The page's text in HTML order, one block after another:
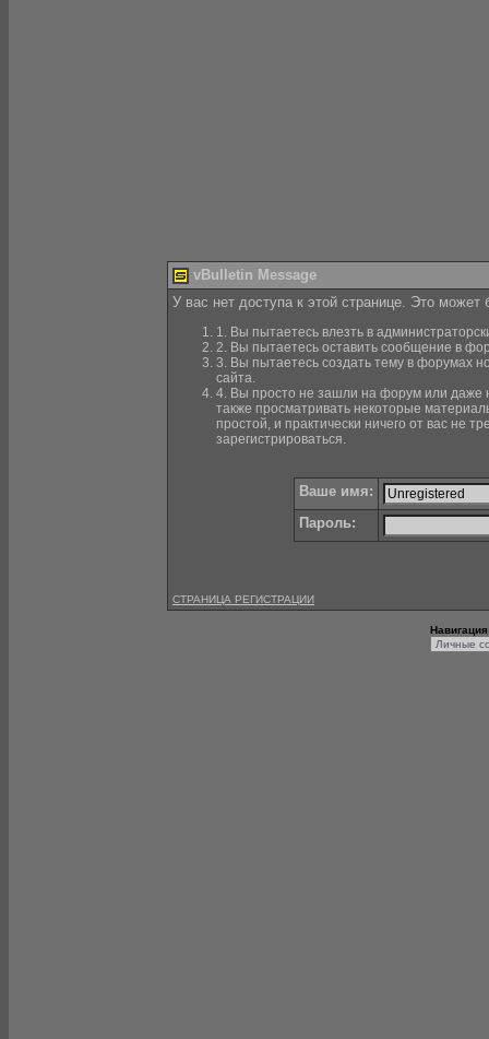
vBulletin Message
У вас нет доступа к этой странице. Это
1. Вы пытаетесь влезть в
2. Вы пытаетесь оставить сообщение в
3. Вы пытаетесь создать тему в форумах
сайта.
4. Вы просто не зашли на форум или даже
также просматривать некоторые
простой, и практически ничего от вас не
зарегистрироваться.
Ваше имя:
Пароль:
СТРАНИЦА РЕГИСТРАЦИИ